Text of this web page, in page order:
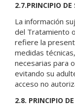
2.7.PRINCIPIO DE
La información
del Tratamiento
refiere la
medidas
necesarias para
evitando su
acceso no
2.8. PRINCIPIO